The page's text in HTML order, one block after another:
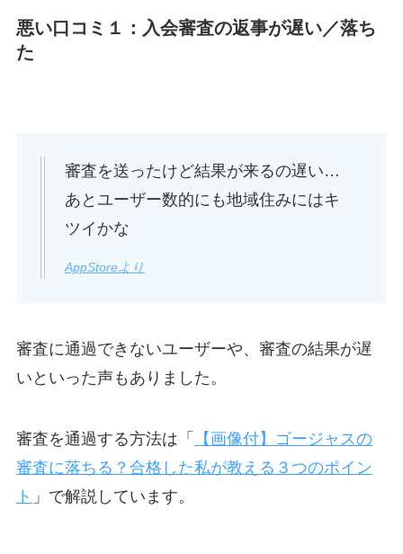
悪い口コミ１：入会審査の返事が遅い／落ち
た
審査を送ったけど結果が来るの遅い…
あとユーザー数的にも地域住みにはキ
ツイかな
AppStoreより
審査に通過できないユーザーや、審査の結果が遅
いといった声もありました。
審査を通過する方法は「
【画像付】ゴージャスの
審査に落ちる？合格した私が教える３つのポイン
ト 」で解説しています。